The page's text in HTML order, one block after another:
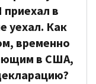
в
уехал. Как
временно
в США,